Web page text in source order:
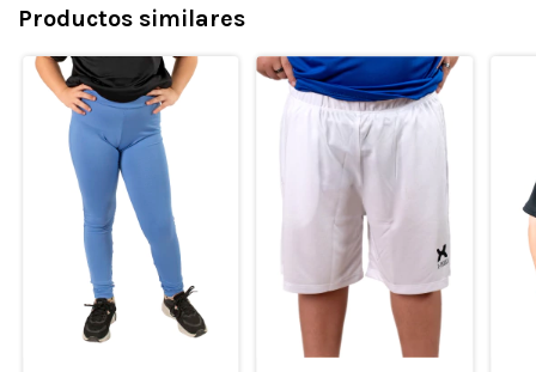
Productos similares